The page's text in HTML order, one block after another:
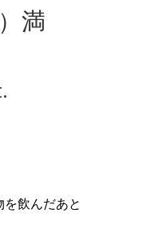
満
飲んだあと